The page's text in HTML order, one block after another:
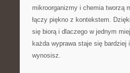
mikroorganizmy i chemia tworzą
łączy piękno z kontekstem.
się biorą i dlaczego w jednym
każda wyprawa staje się
wynosisz.